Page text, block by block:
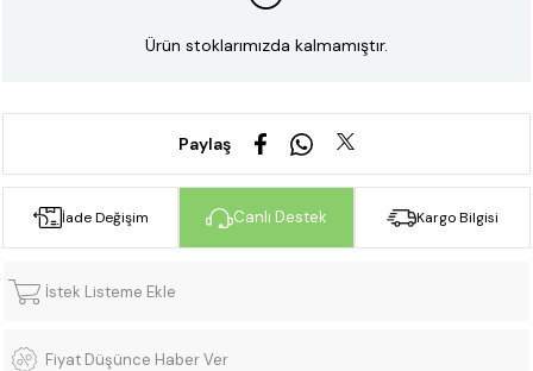
Ürün stoklarımızda kalmamıştır.
Paylaş
İade Değişim Canlı Destek Kargo Bilgisi
İstek Listeme Ekle
Fiyat Düşünce Haber Ver